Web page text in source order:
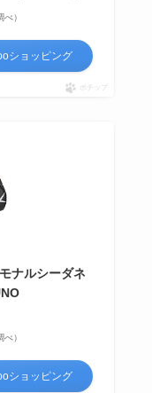
）
ショッピング
ポチップ
ナルシーダネ
）
ショッピング